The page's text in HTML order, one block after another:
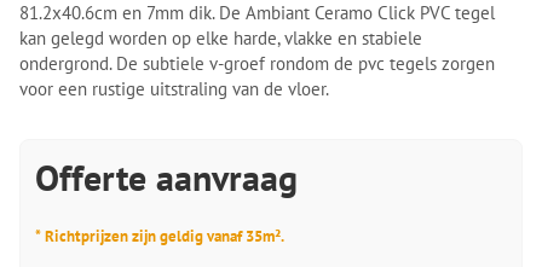
81.2x40.6cm en 7mm dik. De Ambiant Ceramo Click PVC tegel
kan gelegd worden op elke harde, vlakke en stabiele
ondergrond. De subtiele v-groef rondom de pvc tegels zorgen
voor een rustige uitstraling van de vloer.
Offerte aanvraag
* Richtprijzen zijn geldig vanaf 35m².